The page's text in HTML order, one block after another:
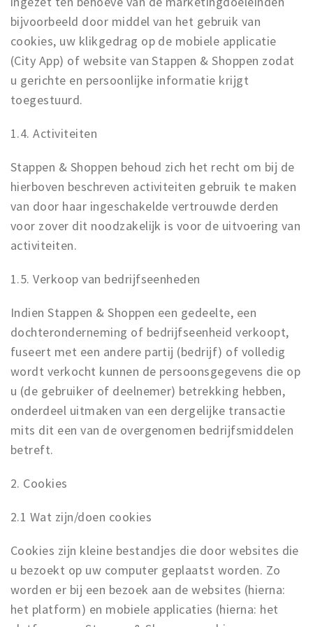
bijvoorbeeld door middel van het gebruik van
cookies, uw klikgedrag op de mobiele applicatie
(City App) of website van Stappen & Shoppen zodat
u gerichte en persoonlijke informatie krijgt
toegestuurd.
1.4. Activiteiten
Stappen & Shoppen behoud zich het recht om bij de
hierboven beschreven activiteiten gebruik te maken
van door haar ingeschakelde vertrouwde derden
voor zover dit noodzakelijk is voor de uitvoering van
activiteiten.
1.5. Verkoop van bedrijfseenheden
Indien Stappen & Shoppen een gedeelte, een
dochteronderneming of bedrijfseenheid verkoopt,
fuseert met een andere partij (bedrijf) of volledig
wordt verkocht kunnen de persoonsgegevens die op
u (de gebruiker of deelnemer) betrekking hebben,
onderdeel uitmaken van een dergelijke transactie
mits dit een van de overgenomen bedrijfsmiddelen
betreft.
2. Cookies
2.1 Wat zijn/doen cookies
Cookies zijn kleine bestandjes die door websites die
u bezoekt op uw computer geplaatst worden. Zo
worden er bij een bezoek aan de websites (hierna:
het platform) en mobiele applicaties (hierna: het